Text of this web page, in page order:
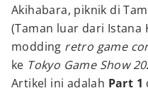
Akihabara, piknik di
(Taman luar dari Istana
modding retro game
ke Tokyo Game Show
Artikel ini adalah Part 1